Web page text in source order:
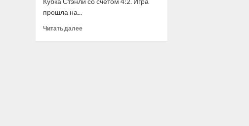
прошла на...
Читать далееПрочитать